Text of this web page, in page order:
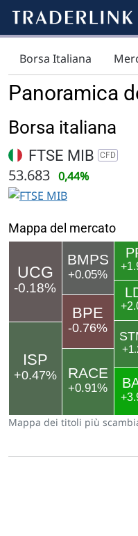
Borsa Italiana
Panoramica
Borsa italiana
FTSE MIB CFD
53.683 0,44%
Mappa del mercato
Mappa dei titoli più